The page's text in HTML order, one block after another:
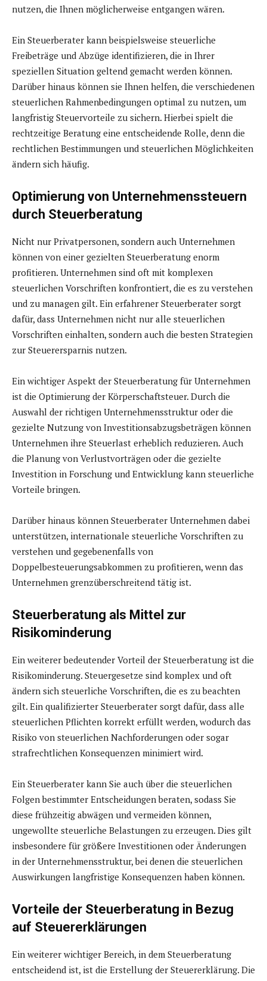
nutzen, die Ihnen möglicherweise entgangen wären.
Ein Steuerberater kann beispielsweise steuerliche
Freibeträge und Abzüge identifizieren, die in Ihrer
speziellen Situation geltend gemacht werden können.
Darüber hinaus können sie Ihnen helfen, die verschiedenen
steuerlichen Rahmenbedingungen optimal zu nutzen, um
langfristig Steuervorteile zu sichern. Hierbei spielt die
rechtzeitige Beratung eine entscheidende Rolle, denn die
rechtlichen Bestimmungen und steuerlichen Möglichkeiten
ändern sich häufig.
Optimierung von Unternehmenssteuern
durch Steuerberatung
Nicht nur Privatpersonen, sondern auch Unternehmen
können von einer gezielten Steuerberatung enorm
profitieren. Unternehmen sind oft mit komplexen
steuerlichen Vorschriften konfrontiert, die es zu verstehen
und zu managen gilt. Ein erfahrener Steuerberater sorgt
dafür, dass Unternehmen nicht nur alle steuerlichen
Vorschriften einhalten, sondern auch die besten Strategien
zur Steuerersparnis nutzen.
Ein wichtiger Aspekt der Steuerberatung für Unternehmen
ist die Optimierung der Körperschaftsteuer. Durch die
Auswahl der richtigen Unternehmensstruktur oder die
gezielte Nutzung von Investitionsabzugsbeträgen können
Unternehmen ihre Steuerlast erheblich reduzieren. Auch
die Planung von Verlustvorträgen oder die gezielte
Investition in Forschung und Entwicklung kann steuerliche
Vorteile bringen.
Darüber hinaus können Steuerberater Unternehmen dabei
unterstützen, internationale steuerliche Vorschriften zu
verstehen und gegebenenfalls von
Doppelbesteuerungsabkommen zu profitieren, wenn das
Unternehmen grenzüberschreitend tätig ist.
Steuerberatung als Mittel zur
Risikominderung
Ein weiterer bedeutender Vorteil der Steuerberatung ist die
Risikominderung. Steuergesetze sind komplex und oft
ändern sich steuerliche Vorschriften, die es zu beachten
gilt. Ein qualifizierter Steuerberater sorgt dafür, dass alle
steuerlichen Pflichten korrekt erfüllt werden, wodurch das
Risiko von steuerlichen Nachforderungen oder sogar
strafrechtlichen Konsequenzen minimiert wird.
Ein Steuerberater kann Sie auch über die steuerlichen
Folgen bestimmter Entscheidungen beraten, sodass Sie
diese frühzeitig abwägen und vermeiden können,
ungewollte steuerliche Belastungen zu erzeugen. Dies gilt
insbesondere für größere Investitionen oder Änderungen
in der Unternehmensstruktur, bei denen die steuerlichen
Auswirkungen langfristige Konsequenzen haben können.
Vorteile der Steuerberatung in Bezug
auf Steuererklärungen
Ein weiterer wichtiger Bereich, in dem Steuerberatung
entscheidend ist, ist die Erstellung der Steuererklärung. Die